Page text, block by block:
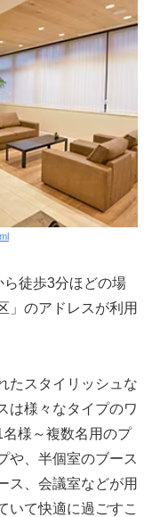
ら徒歩3分ほどの場
」のアドレスが利用
たスタイリッシュな
は様々なタイプのワ
様～複数名用のプ
や、半個室のブース
ス、会議室などが用
いて快適に過ごすこ